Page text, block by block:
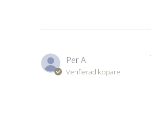
Per A.
Verifierad köpare